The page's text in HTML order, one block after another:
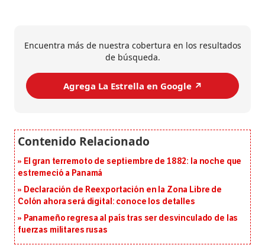
Encuentra más de nuestra cobertura en los resultados
de búsqueda.
Agrega La Estrella en Google ↗️
El gran terremoto de septiembre de 1882: la noche que
estremeció a Panamá
Declaración de Reexportación en la Zona Libre de
Colón ahora será digital: conoce los detalles
Panameño regresa al país tras ser desvinculado de las
fuerzas militares rusas